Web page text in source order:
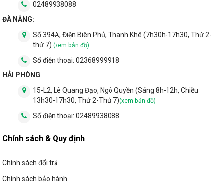
02489938088
ĐÀ NẴNG:
Số 394A, Điện Biên Phủ, Thanh Khê (7h30h-17h30, Thứ 2-
thứ 7) (xem bản đồ)
Số điện thoại: 02368999918
HẢI PHÒNG
15-L2, Lê Quang Đạo, Ngô Quyền (Sáng 8h-12h, Chiều
13h30-17h30, Thứ 2-Thứ 7)(xem bản đồ)
Số điện thoại: 02489938088
Chính sách & Quy định
Chính sách đổi trả
Chính sách bảo hành